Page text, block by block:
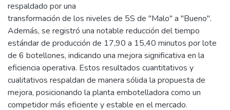
respaldado por una
transformación de los niveles de 5S de "Malo" a "Bueno".
Además, se registró una notable reducción del tiempo
estándar de producción de 17,90 a 15,40 minutos por lote
de 6 botellones, indicando una mejora significativa en la
eficiencia operativa. Estos resultados cuantitativos y
cualitativos respaldan de manera sólida la propuesta de
mejora, posicionando la planta embotelladora como un
competidor más eficiente y estable en el mercado.